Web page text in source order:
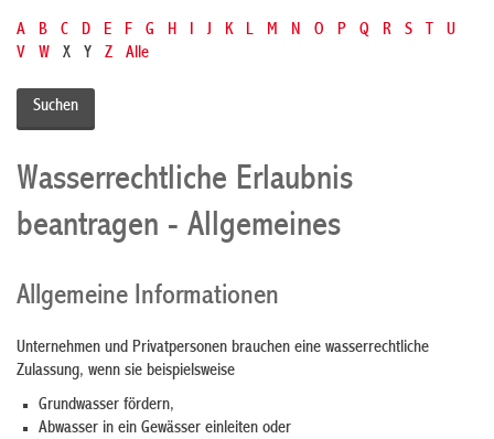
A B C D E F G H I J K L M N O P Q R S T
U
V
W X Y Z Alle
Wasserrechtliche Erlaubnis
beantragen - Allgemeines
Allgemeine Informationen
Unternehmen und Privatpersonen brauchen eine wasserrechtliche
Zulassung, wenn sie beispielsweise
Grundwasser fördern,
Abwasser in ein Gewässer einleiten oder